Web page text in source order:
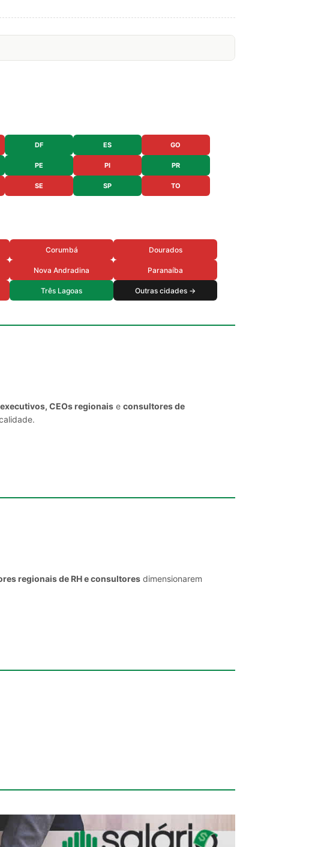
DF ES GO
PE PI PR
SE SP TO
Corumbá Dourados
Nova Andradina Paranaíba
Três Lagoas Outras cidades →
CEOs regionais e consultores de
regionais de RH e consultores dimensionarem